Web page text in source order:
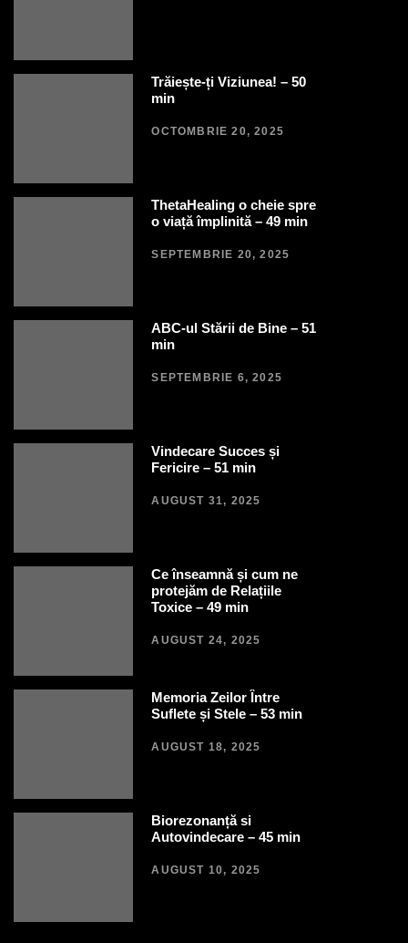
Trăiește-ți Viziunea! – 50
min
OCTOMBRIE 20, 2025
ThetaHealing o cheie spre
o viață împlinită – 49 min
SEPTEMBRIE 20, 2025
ABC-ul Stării de Bine – 51
min
SEPTEMBRIE 6, 2025
Vindecare Succes și
Fericire – 51 min
AUGUST 31, 2025
Ce înseamnă și cum ne
protejăm de Relațiile
Toxice – 49 min
AUGUST 24, 2025
Memoria Zeilor Între
Suflete și Stele – 53 min
AUGUST 18, 2025
Biorezonanță si
Autovindecare – 45 min
AUGUST 10, 2025